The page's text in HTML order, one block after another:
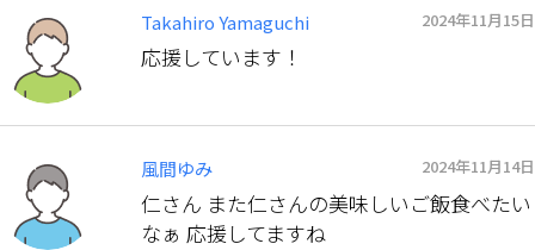
Takahiro Yamaguchi 2024年11月15日
応援しています！
風間ゆみ 2024年11月14日
仁さん また仁さんの美味しいご飯食べたい
なぁ 応援してますね